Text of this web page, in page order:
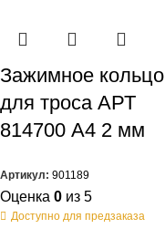
Зажимное кольцо
для троса АРТ
814700 А4 2 мм
Артикул: 901189
Оценка 0 из 5
Доступно для предзаказа